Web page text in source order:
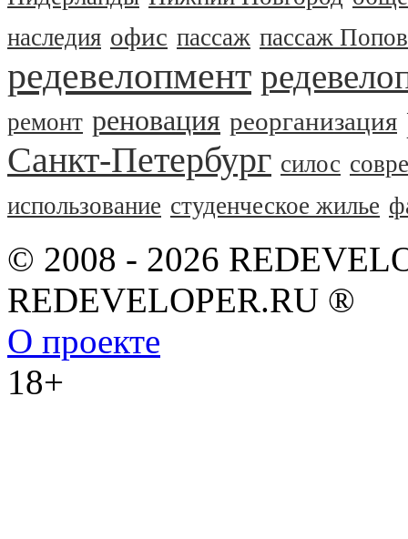
наследия офис пассаж пассаж
редевелопмент
ремонт реновация реорганизация
Санкт-Петербург силос
использование студенческое жилье
© 2008 - 2026
REDEVELOPER.RU ®
О проекте
18+